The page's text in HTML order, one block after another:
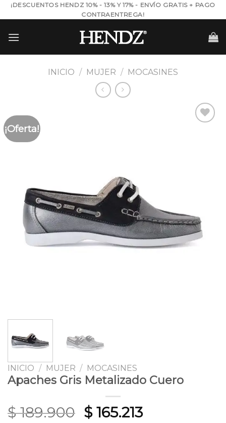
Skip
to
¡DESCUENTOS HENDZ 10% - 13% Y 17% - ENVÍO GRATIS + PAGO
CONTRAENTREGA!
INICIO / MUJER / MOCASINES
¡Oferta!
INICIO / MUJER / MOCASINES
Apaches Gris Metalizado Cuero
$189.900 Original
$165.213Current